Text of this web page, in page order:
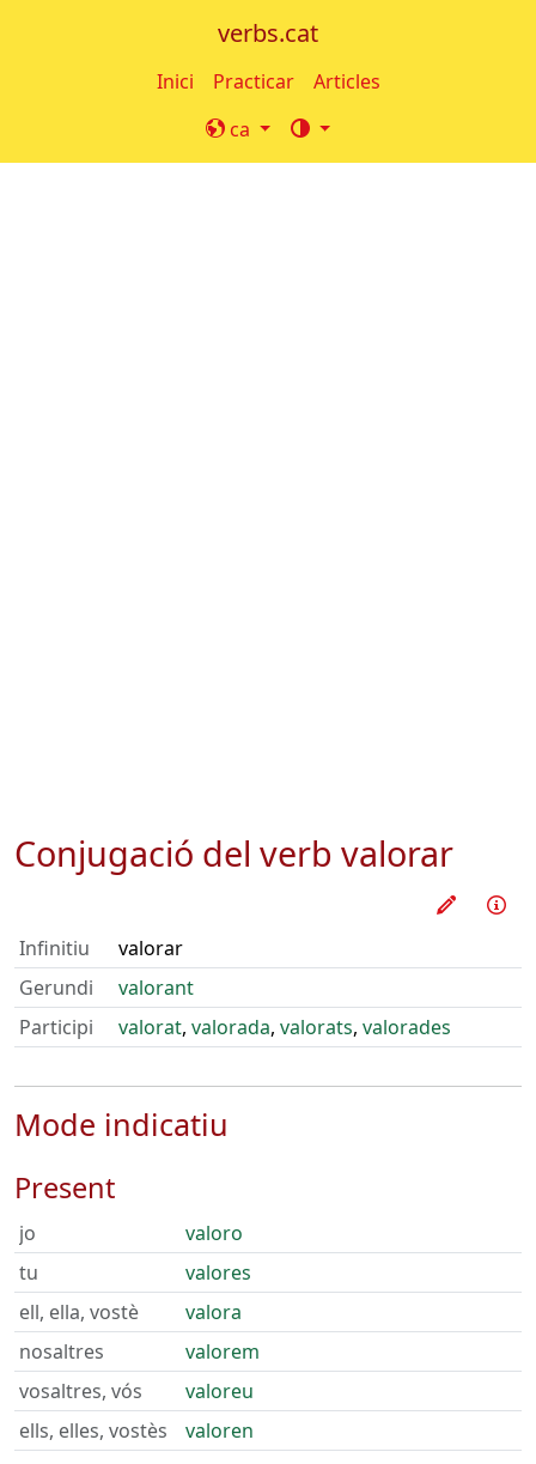
verbs.cat
Inici Practicar
Articles
ca
Conjugació del verb valorar
Infinitiu
valorar
Gerundi
valorant
Participi
valorat, valorada, valorats, valorades
Mode indicatiu
Present
jo
valoro
tu
valores
ell, ella, vostè
valora
nosaltres
valorem
vosaltres, vós
valoreu
ells, elles, vostès
valoren